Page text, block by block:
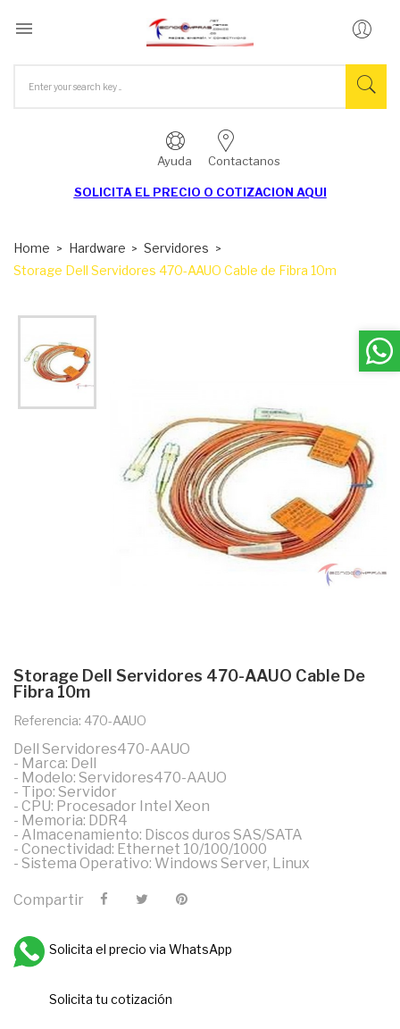

Ayuda Contactanos
SOLICITA EL PRECIO O COTIZACION AQUI
Home Hardware
Servidores
Storage Dell Servidores 470-AAUO Cable de Fibra 10m
Storage Dell Servidores 470-AAUO Cable De
Fibra 10m
Referencia: 470-AAUO
Dell Servidores470-AAUO
- Marca: Dell
- Modelo: Servidores470-AAUO
- Tipo: Servidor
- CPU: Procesador Intel Xeon
- Memoria: DDR4
- Almacenamiento: Discos duros SAS/SATA
- Conectividad: Ethernet 10/100/1000
- Sistema Operativo: Windows Server, Linux
Compartir
Solicita el precio via WhatsApp
Solicita tu cotización